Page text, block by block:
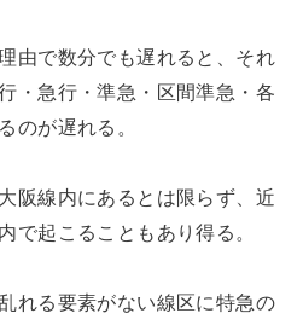
由で数分でも遅れると、それ
・急行・準急・区間準急・各
のが遅れる。
阪線内にあるとは限らず、近
で起こることもあり得る。
れる要素がない線区に特急の